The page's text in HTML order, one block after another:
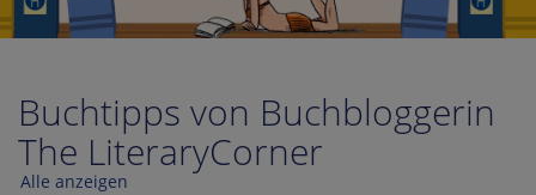
Buchtipps von Buchbloggerin
The LiteraryCorner
Alle anzeigen